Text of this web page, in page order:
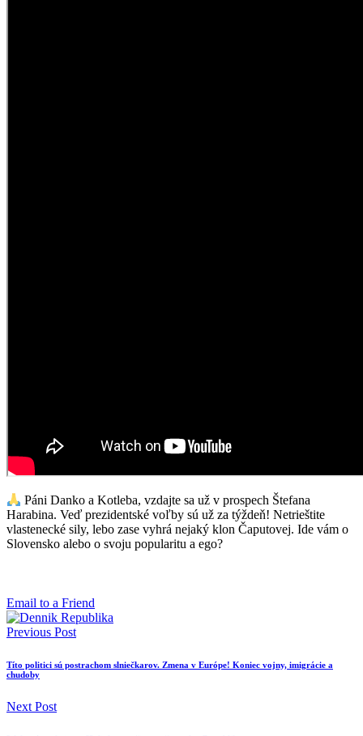
Páni Danko a Kotleba, vzdajte sa už v prospech Štefana
Harabina. Veď prezidentské voľby sú už za týždeň! Netrieštite
vlastenecké sily, lebo zase vyhrá nejaký klon Čaputovej. Ide vám o
Slovensko alebo o svoju popularitu a ego?
Email to a Friend
Previous Post
Títo politici sú postrachom slniečkarov. Zmena v Európe! Koniec vojny, imigrácie a
chudoby
Next Post